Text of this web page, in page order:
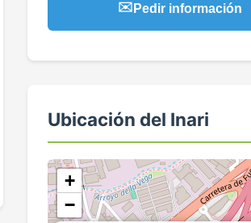
✉️ Pedir información
Ubicación del Inari
+
−